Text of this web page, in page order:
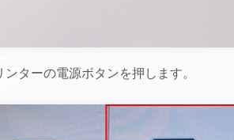
ンターの電源ボタンを押します。